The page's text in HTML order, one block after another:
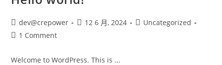
dev@crepower 12 6 月, 2024
Uncategorized
1 Comment
Welcome to WordPress. This is ...